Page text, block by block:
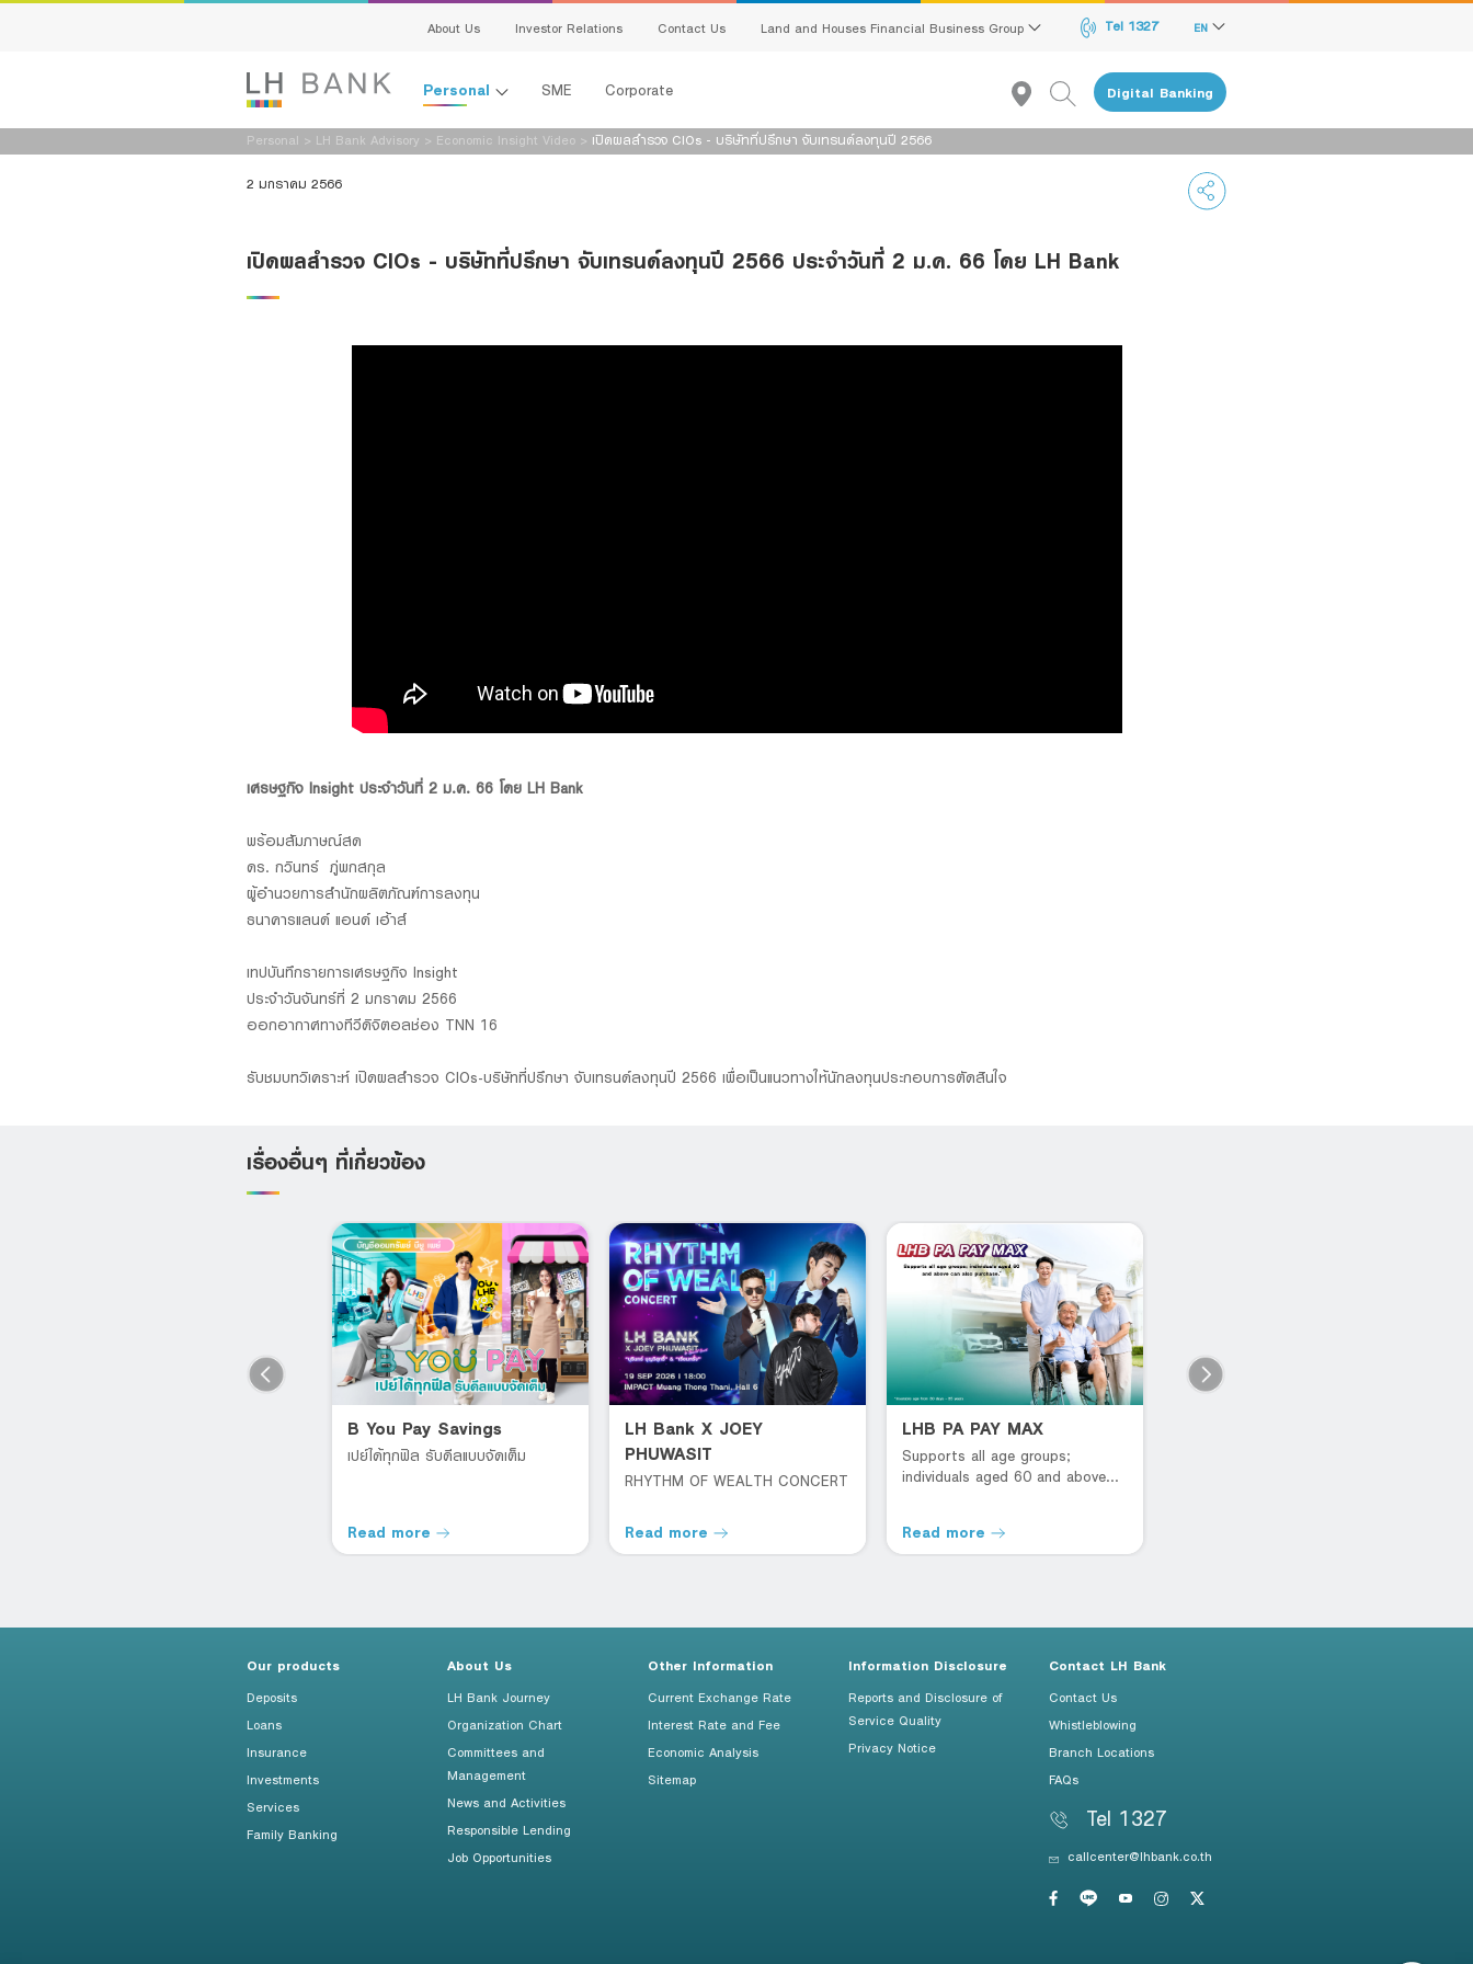
About Us Investor Relations Contact Us Land and Houses Financial Business Group Tel 1327 EN
Personal SME Corporate Digital Banking
Insurance
Personal > LH Bank Advisory > Economic Insight Video > เปิดผลสำรวจ CIOs - บริษัทที่ปรึกษา จับเทรนด์ลงทุนปี 2566
2 มกราคม 2566
เปิดผลสำรวจ CIOs - บริษัทที่ปรึกษา จับเทรนด์ลงทุนปี 2566 ประจำวันที่ 2 ม.ค. 66 โดย LH Bank
เศรษฐกิจ Insight ประจำวันที่ 2 ม.ค. 66 โดย LH Bank
พร้อมสัมภาษณ์สด
ดร. กวินทร์ ภู่พกสกุล
ผู้อำนวยการสำนักผลิตภัณฑ์การลงทุน
ธนาคารแลนด์ แอนด์ เฮ้าส์
เทปบันทึกรายการเศรษฐกิจ Insight
ประจำวันจันทร์ที่ 2 มกราคม 2566
ออกอากาศทางทีวีดิจิตอลช่อง TNN 16
รับชมบทวิเคราะห์ เปิดผลสำรวจ CIOs-บริษัทที่ปรึกษา จับเทรนด์ลงทุนปี 2566 เพื่อเป็นแนวทางให้นักลงทุนประกอบการตัดสินใจ
เรื่องอื่นๆ ที่เกี่ยวข้อง
B You Pay Savings
เปย์ได้ทุกฟิล รับดีลแบบจัดเต็ม
Read more
LH Bank X JOEY
PHUWASIT
RHYTHM OF WEALTH CONCERT
Read more
LHB PA PAY MAX
Supports all age groups;
individuals aged 60 and above
Read more
Our products
Deposits
Loans
Insurance
Investments
Services
Family Banking
About Us
LH Bank Journey
Organization Chart
Committees and
Management
News and Activities
Responsible Lending
Job Opportunities
Other Information
Current Exchange Rate
Interest Rate and Fee
Economic Analysis
Sitemap
Information Disclosure
Reports and Disclosure of
Service Quality
Privacy Notice
Contact LH Bank
Contact Us
Whistleblowing
Branch Locations
FAQs
Tel 1327
callcenter@lhbank.co.th